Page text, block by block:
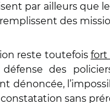
par ailleurs que
des
reste toutefois fort
des
dénoncée,
sans